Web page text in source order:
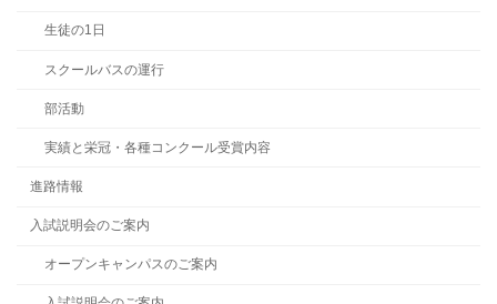
生徒の1日
スクールバスの運行
部活動
実績と栄冠・各種コンクール受賞内容
進路情報
入試説明会のご案内
オープンキャンパスのご案内